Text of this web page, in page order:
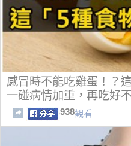
感冒時不能吃雞蛋！？
一碰病情加重，再吃好不
938觀看